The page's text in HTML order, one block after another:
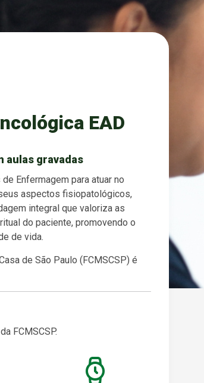
EAD
aulas gravadas
Enfermagem para atuar no
aspectos fisiopatológicos,
integral que valoriza as
do paciente, promovendo o
de vida.
de São Paulo (FCMSCSP) é
FCMSCSP.